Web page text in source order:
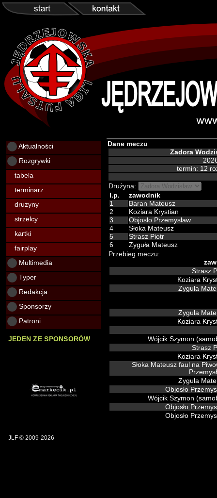
Aktualności
Rozgrywki
tabela
terminarz
druzyny
strzelcy
kartki
fairplay
Multimedia
Typer
Redakcja
Sponsorzy
Patroni
JEDEN ZE SPONSORÓW
JLF © 2009-2026
Dane meczu
Zadora
termin: 12
Drużyna:
l.p.
zawodnik
1
Baran Mateusz
2
Koziara Krystian
3
Objosło Przemysław
4
Słoka Mateusz
5
Strasz Piotr
6
Zyguła Mateusz
Przebieg meczu:
Strasz
Koziara
Zyguła
Zyguła
Koziara
Wójcik Szymon
Strasz
Koziara
Słoka Mateusz faul na
Zyguła
Objosło
Wójcik Szymon
Objosło
Objosło